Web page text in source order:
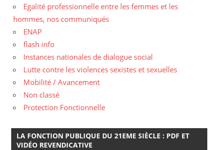
Egalité professionnelle entre les femmes et les
hommes, nos communiqués
ENAP
flash info
Instances nationales de dialogue social
Lutte contre les violences sexistes et sexuelles
Mobilité / Avancement
Non classé
Protection Fonctionnelle
LA FONCTION PUBLIQUE DU 21EME SIÈCLE : PDF ET
VIDÉO REVENDICATIVE